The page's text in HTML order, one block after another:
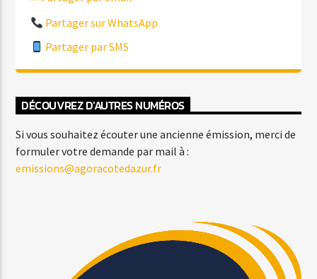
Partager sur WhatsApp
Partager par SMS
DÉCOUVREZ D’AUTRES NUMÉROS
Si vous souhaitez écouter une ancienne émission, merci de
formuler votre demande par mail à :
emissions@agoracotedazur.fr